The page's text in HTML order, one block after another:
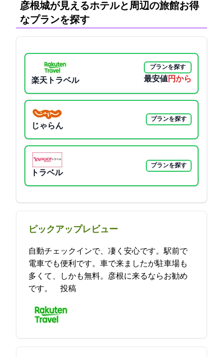
彦根城が見えるホテルと周辺の旅館:お得
なプランを探す
楽天トラベル
プランを探す
最安値3100円から
じゃらん
プランを探す
Yahoo!トラベル
プランを探す
ピックアップレビュー
自動チェックインで、凄く安心です。駅前で
電車でも便利です。車で来ましたが駐車場も
多くて、しかも無料。彦根に来るならお勧め
です。 2021-09-10 15:06:44投稿